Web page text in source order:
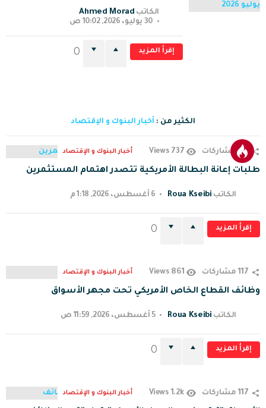
الكاتب Ahmed Morad
30 يوليو، 2026, 10:02 ص
إقرأ المزيد 0
الكثير من : أخبار البنوك و الإقتصاد
117 مشاركات 737
Views أخبار البنوك و الإقتصاد
طلبات إعانة البطالة الأمريكية تتصدر اهتمام المستثمرين
الكاتب Roua Kseibi 6 أغسطس، 2026, 1:18 م
إقرأ المزيد 0
117 مشاركات 861
Views أخبار البنوك و الإقتصاد
وظائف القطاع الخاص الأمريكي تحت مجهر الأسواق
الكاتب Roua Kseibi 5 أغسطس، 2026, 11:59 ص
إقرأ المزيد 0
117 مشاركات 1.2k
Views أخبار البنوك و الإقتصاد